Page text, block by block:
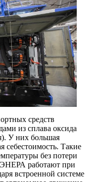
средств
из сплава оксида
У них большая
себестоимость. Такие
без потери
работают при
встроенной системе